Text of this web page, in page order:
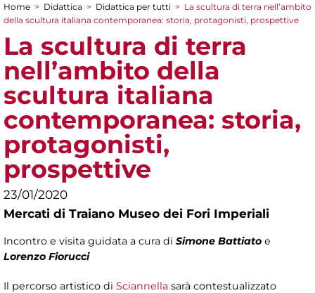
Tu sei qui
Home > Didattica > Didattica per tutti > La scultura di terra nell’ambito
della scultura italiana contemporanea: storia, protagonisti, prospettive
La scultura di terra
nell’ambito della
scultura italiana
contemporanea: storia,
protagonisti,
prospettive
23/01/2020
Mercati di Traiano Museo dei Fori Imperiali
Incontro e visita guidata a cura di Simone Battiato e
Lorenzo Fiorucci
Il percorso artistico di Sciannella sarà contestualizzato